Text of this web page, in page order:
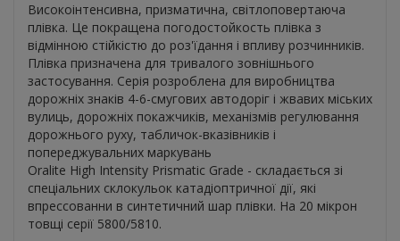
Високоінтенсивна, призматична, світлоповертаюча
плівка. Це покращена погодостойкость плівка з
відмінною стійкістю до роз'їдання і впливу розчинників.
Плівка призначена для тривалого зовнішнього
застосування. Серія розроблена для виробництва
дорожніх знаків 4-6-смугових автодоріг і жвавих міських
вулиць, дорожніх покажчиків, механізмів регулювання
дорожнього руху, табличок-вказівників і
попереджувальних маркувань
Oralite High Intensity Prismatic Grade - складається зі
спеціальних склокульок катадіоптричної дії, які
впрессованни в синтетичний шар плівки. На 20 мікрон
товщі серії 5800/5810.